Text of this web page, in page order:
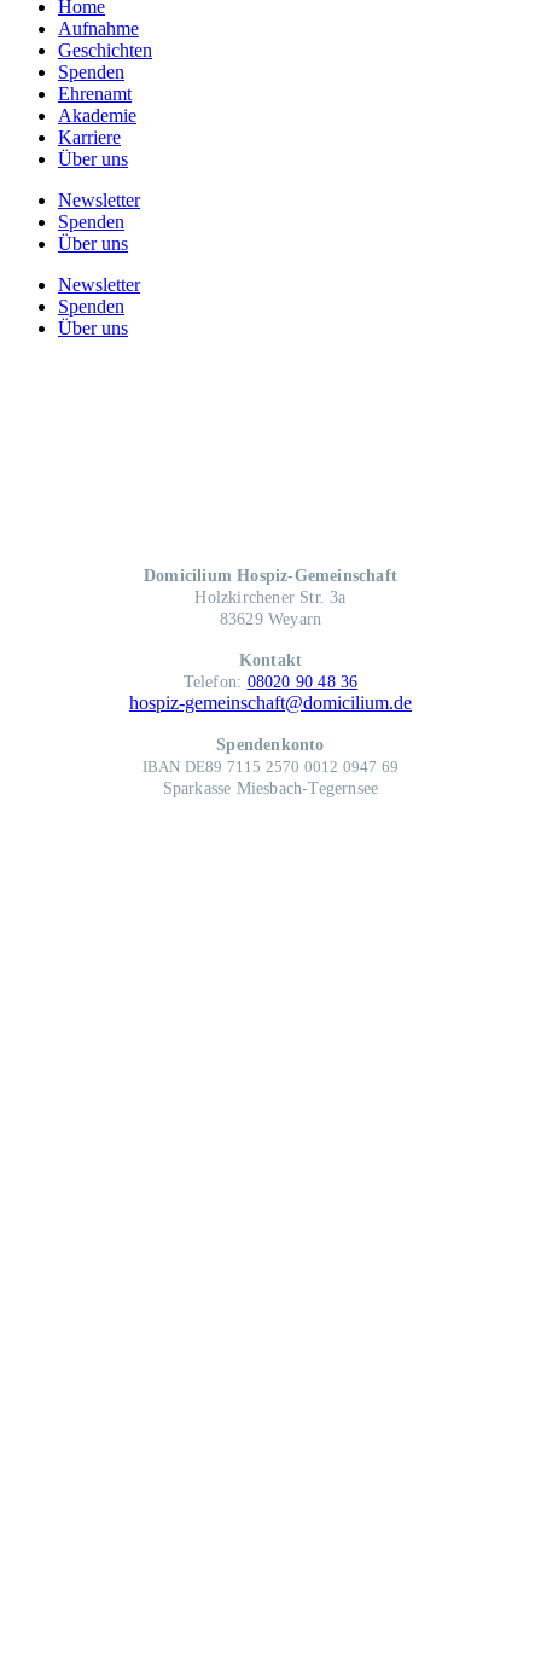
Home
Aufnahme
Geschichten
Spenden
Ehrenamt
Akademie
Karriere
Über uns
Newsletter
Spenden
Über uns
Newsletter
Spenden
Über uns
Domicilium Hospiz-Gemeinschaft
Holzkirchener Str. 3a
83629 Weyarn
Kontakt
Telefon: 08020 90 48 36
hospiz-gemeinschaft@domicilium.de
Spendenkonto
IBAN DE89 7115 2570 0012 0947 69
Sparkasse Miesbach-Tegernsee